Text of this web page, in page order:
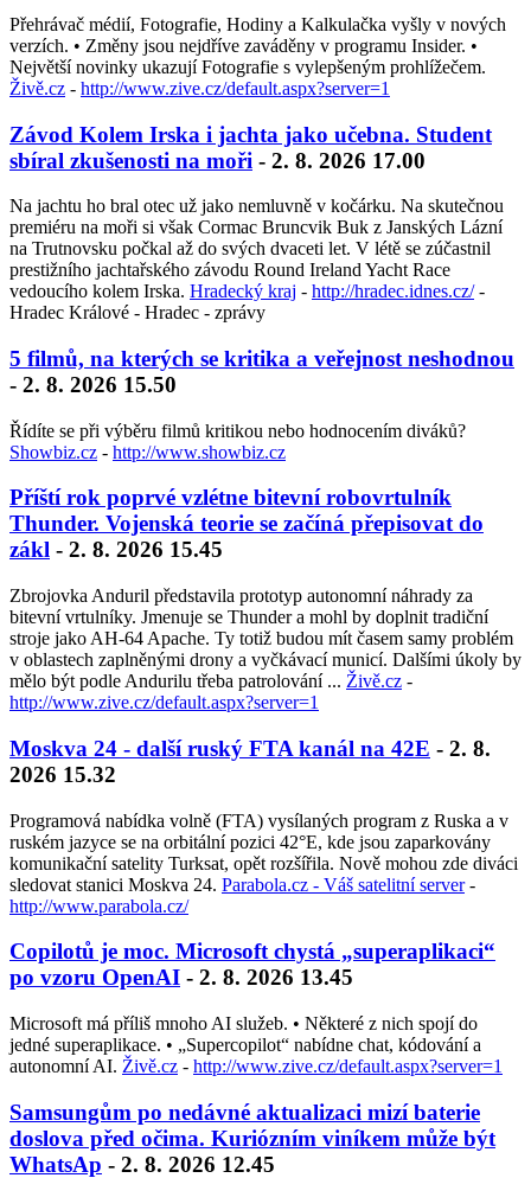
Přehrávač médií, Fotografie, Hodiny a Kalkulačka vyšly v nových
verzích. • Změny jsou nejdříve zaváděny v programu Insider. •
Největší novinky ukazují Fotografie s vylepšeným prohlížečem.
Živě.cz - http://www.zive.cz/default.aspx?server=1
Závod Kolem Irska i jachta jako učebna. Student
sbíral zkušenosti na moři - 2. 8. 2026 17.00
Na jachtu ho bral otec už jako nemluvně v kočárku. Na skutečnou
premiéru na moři si však Cormac Bruncvik Buk z Janských Lázní
na Trutnovsku počkal až do svých dvaceti let. V létě se zúčastnil
prestižního jachtařského závodu Round Ireland Yacht Race
vedoucího kolem Irska. Hradecký kraj - http://hradec.idnes.cz/-
Hradec Králové - Hradec - zprávy
5 filmů, na kterých se kritika a veřejnost neshodnou
- 2. 8. 2026 15.50
Řídíte se při výběru filmů kritikou nebo hodnocením diváků?
Showbiz.cz - http://www.showbiz.cz
Příští rok poprvé vzlétne bitevní robovrtulník
Thunder. Vojenská teorie se začíná přepisovat do
zákl - 2. 8. 2026 15.45
Zbrojovka Anduril představila prototyp autonomní náhrady za
bitevní vrtulníky. Jmenuje se Thunder a mohl by doplnit tradiční
stroje jako AH-64 Apache. Ty totiž budou mít časem samy problém
v oblastech zaplněnými drony a vyčkávací municí. Dalšími úkoly by
mělo být podle Andurilu třeba patrolování ... Živě.cz -
http://www.zive.cz/default.aspx?server=1
Moskva 24 - další ruský FTA kanál na 42E - 2. 8.
2026 15.32
Programová nabídka volně (FTA) vysílaných program z Ruska a v
ruském jazyce se na orbitální pozici 42°E, kde jsou zaparkovány
komunikační satelity Turksat, opět rozšířila. Nově mohou zde diváci
sledovat stanici Moskva 24. Parabola.cz - Váš satelitní server-
http://www.parabola.cz/
Copilotů je moc. Microsoft chystá „superaplikaci“
po vzoru OpenAI - 2. 8. 2026 13.45
Microsoft má příliš mnoho AI služeb. • Některé z nich spojí do
jedné superaplikace. • „Supercopilot“ nabídne chat, kódování a
autonomní AI. Živě.cz - http://www.zive.cz/default.aspx?server=1
Samsungům po nedávné aktualizaci mizí baterie
doslova před očima. Kuriózním viníkem může být
WhatsAp - 2. 8. 2026 12.45